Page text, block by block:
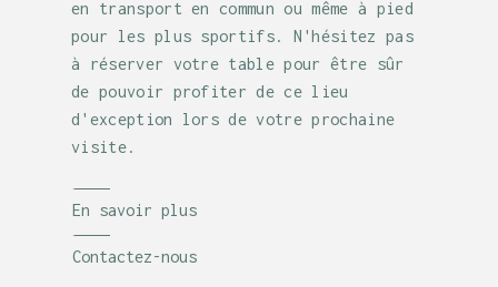
en transport en commun ou même à pied
pour les plus sportifs. N'hésitez pas
à réserver votre table pour être sûr
de pouvoir profiter de ce lieu
d'exception lors de votre prochaine
visite.
En savoir plus
Contactez-nous